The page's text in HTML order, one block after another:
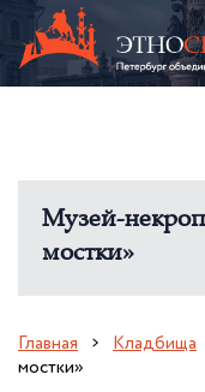
Музей-
мостки»
Главная Кладбища
мостки»